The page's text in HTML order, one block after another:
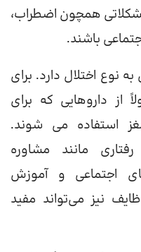
همچون اضطراب،
باشند.
نوع اختلال دارد. برای
از داروهایی که برای
استفاده می شوند.
مانند مشاوره
اجتماعی و آموزش
نیز می‌تواند مفید